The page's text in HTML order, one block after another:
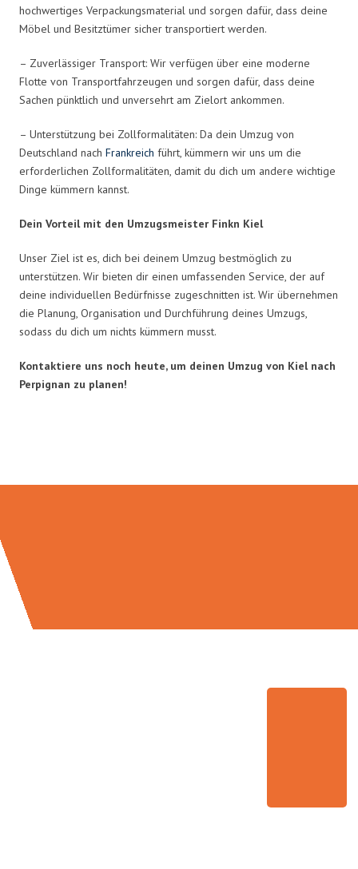
hochwertiges Verpackungsmaterial und sorgen dafür, dass deine
Möbel und Besitztümer sicher transportiert werden.
– Zuverlässiger Transport: Wir verfügen über eine moderne
Flotte von Transportfahrzeugen und sorgen dafür, dass deine
Sachen pünktlich und unversehrt am Zielort ankommen.
– Unterstützung bei Zollformalitäten: Da dein Umzug von
Deutschland nach Frankreich führt, kümmern wir uns um die
erforderlichen Zollformalitäten, damit du dich um andere wichtige
Dinge kümmern kannst.
Dein Vorteil mit den Umzugsmeister Finkn Kiel
Unser Ziel ist es, dich bei deinem Umzug bestmöglich zu
unterstützen. Wir bieten dir einen umfassenden Service, der auf
deine individuellen Bedürfnisse zugeschnitten ist. Wir übernehmen
die Planung, Organisation und Durchführung deines Umzugs,
sodass du dich um nichts kümmern musst.
Kontaktiere uns noch heute, um deinen Umzug von Kiel nach
Perpignan zu planen!